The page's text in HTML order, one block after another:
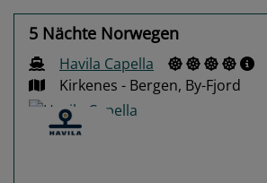
5 Nächte Norwegen
Havila Capella
Kirkenes - Bergen, By-Fjord